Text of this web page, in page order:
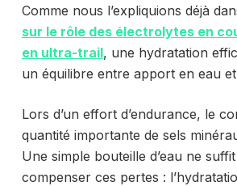
Comme nous l’expliquions déjà
sur le rôle des électrolytes en
en ultra-trail, une hydratation
un équilibre entre apport en eau
Lors d’un effort d’endurance, le
quantité importante de sels
Une simple bouteille d’eau ne
compenser ces pertes :